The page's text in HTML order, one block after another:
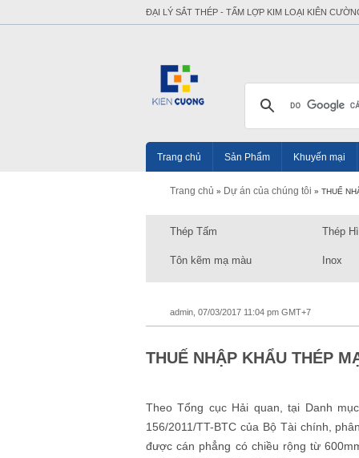
ĐẠI LÝ SẮT THÉP - TẤM LỢP KIM LOẠI KIÊN
Trang chủ Sản Phẩm Khuyến mại
Trang chủ » Dự án của chúng tôi » THUẾ
Thép Tấm Thép
Tôn kẽm mạ màu Inox
admin, 07/03/2017 11:04 pm GMT+7
THUẾ NHẬP KHẨU THÉP
Theo Tổng cục Hải quan, tại Danh
156/2011/TT-BTC của Bộ Tài chính,
được cán phẳng có chiều rộng từ